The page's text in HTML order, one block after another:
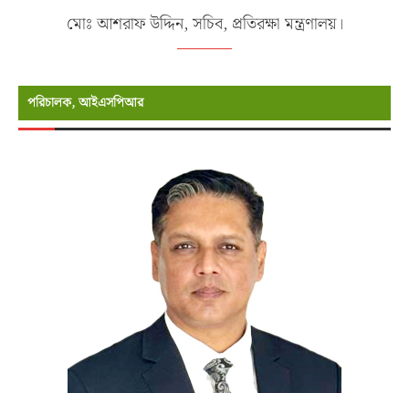
মোঃ আশরাফ উদ্দিন, সচিব, প্রতিরক্ষা মন্ত্রণালয়।
পরিচালক, আইএসপিআর